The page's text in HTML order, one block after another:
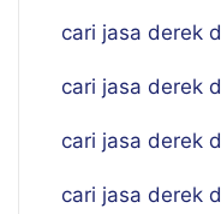
cari jasa derek
cari jasa derek
cari jasa derek
cari jasa derek